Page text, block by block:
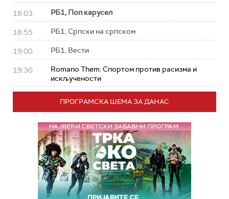
18:03 РБ1, Поп карусел
18:55 РБ1, Српски на српском
19:00 РБ1, Вести
19:30
Romano Them: Спортом против расизма и
искључености
ПРОГРАМСКА ШЕМА ЗА ДАНАС